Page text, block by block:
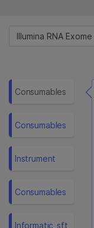
Consumables
Consumables
Instrument
Consumables
Informatic_sft